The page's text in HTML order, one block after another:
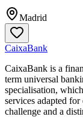
Madrid
CaixaBank
CaixaBank is a
term universal
specialisation,
services adapted
challenge and a